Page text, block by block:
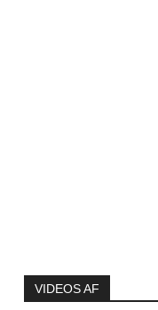
VIDEOS AF